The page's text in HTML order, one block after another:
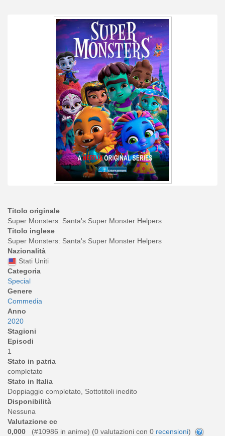
Titolo originale
Super Monsters: Santa's Super Monster Helpers
Titolo inglese
Super Monsters: Santa's Super Monster Helpers
Nazionalità
Stati Uniti
Categoria
Special
Genere
Commedia
Anno
2020
Stagioni
Episodi
1
Stato in patria
completato
Stato in Italia
Doppiaggio completato, Sottotitoli inedito
Disponibilità
Nessuna
Valutazione cc
0,000
(#10986 in anime) (0 valutazioni con 0 recensioni)